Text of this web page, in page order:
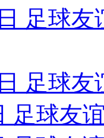
足球
足球
足球友